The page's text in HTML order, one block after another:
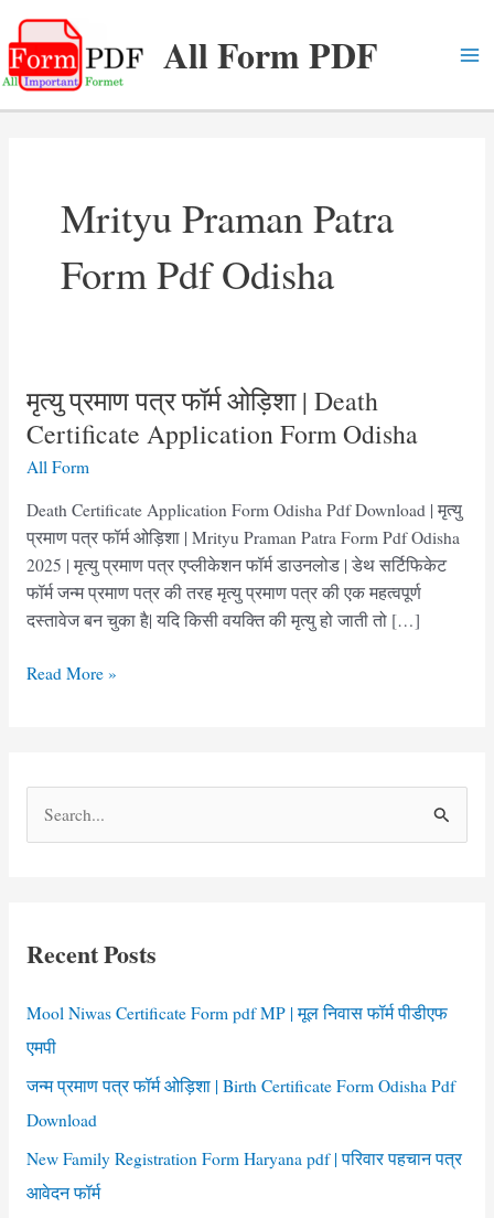
to
content
All Form PDF
Mrityu Praman Patra
Form Pdf Odisha
मृत्यु प्रमाण पत्र फॉर्म ओड़िशा | Death
Certificate Application Form Odisha
All Form
Death Certificate Application Form Odisha Pdf Download | मृत्यु
प्रमाण पत्र फॉर्म ओड़िशा | Mrityu Praman Patra Form Pdf Odisha
2025 | मृत्यु प्रमाण पत्र एप्लीकेशन फॉर्म डाउनलोड | डेथ सर्टिफिकेट
फॉर्म जन्म प्रमाण पत्र की तरह मृत्यु प्रमाण पत्र की एक महत्वपूर्ण
दस्तावेज बन चुका है| यदि किसी वयक्ति की मृत्यु हो जाती तो […]
मृत्यु
ओड़िशा
Death
Odisha
Read More »
f
o
:
Recent Posts
Mool Niwas Certificate Form pdf MP | मूल निवास फॉर्म पीडीएफ
एमपी
जन्म प्रमाण पत्र फॉर्म ओड़िशा | Birth Certificate Form Odisha Pdf
Download
New Family Registration Form Haryana pdf | परिवार पहचान पत्र
आवेदन फॉर्म